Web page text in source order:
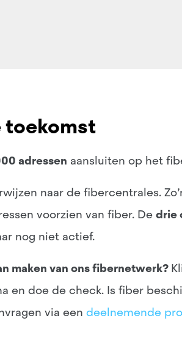
toekomst
adressen aansluiten op het
naar de fibercentrales.
voorzien van fiber. De drie
nog niet actief.
maken van ons fibernetwerk?
en doe de check. Is fiber
via een deelnemende